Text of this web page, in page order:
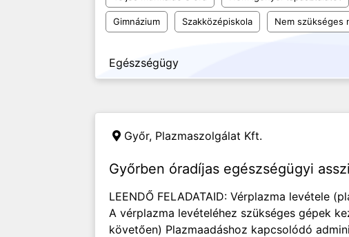
Gimnázium Szakközépiskola Nem szükséges
Egészségügy
Győr, Plazmaszolgálat Kft.
Győrben óradíjas egészségügyi
LEENDŐ FELADATAID: Vérplazma levétele
A vérplazma levételéhez szükséges gépek
követően) Plazmaadáshoz kapcsolódó